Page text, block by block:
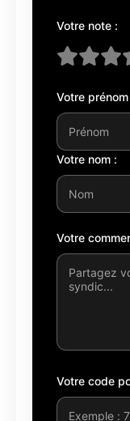
Votre note :
Votre
Votre nom :
Votre
Votre code